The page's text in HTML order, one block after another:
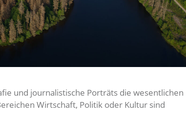
und journalistische Porträts die wesentlichen
Wirtschaft, Politik oder Kultur sind